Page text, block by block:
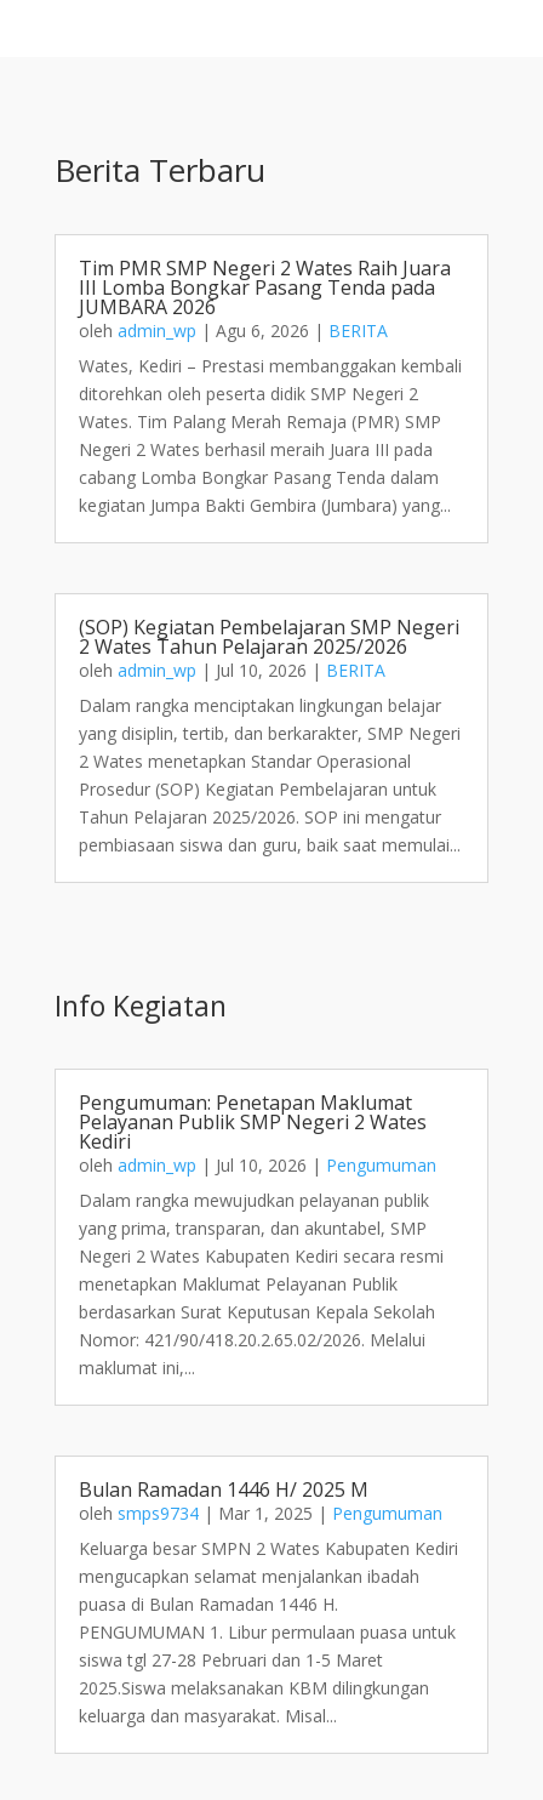
Berita Terbaru
Tim PMR SMP Negeri 2 Wates Raih Juara
III Lomba Bongkar Pasang Tenda pada
JUMBARA 2026
oleh admin_wp | Agu 6, 2026 | BERITA
Wates, Kediri – Prestasi membanggakan kembali
ditorehkan oleh peserta didik SMP Negeri 2
Wates. Tim Palang Merah Remaja (PMR) SMP
Negeri 2 Wates berhasil meraih Juara III pada
cabang Lomba Bongkar Pasang Tenda dalam
kegiatan Jumpa Bakti Gembira (Jumbara) yang...
(SOP) Kegiatan Pembelajaran SMP Negeri
2 Wates Tahun Pelajaran 2025/2026
oleh admin_wp | Jul 10, 2026 | BERITA
Dalam rangka menciptakan lingkungan belajar
yang disiplin, tertib, dan berkarakter, SMP Negeri
2 Wates menetapkan Standar Operasional
Prosedur (SOP) Kegiatan Pembelajaran untuk
Tahun Pelajaran 2025/2026. SOP ini mengatur
pembiasaan siswa dan guru, baik saat memulai...
Info Kegiatan
Pengumuman: Penetapan Maklumat
Pelayanan Publik SMP Negeri 2 Wates
Kediri
oleh admin_wp | Jul 10, 2026 | Pengumuman
Dalam rangka mewujudkan pelayanan publik
yang prima, transparan, dan akuntabel, SMP
Negeri 2 Wates Kabupaten Kediri secara resmi
menetapkan Maklumat Pelayanan Publik
berdasarkan Surat Keputusan Kepala Sekolah
Nomor: 421/90/418.20.2.65.02/2026. Melalui
maklumat ini,...
Bulan Ramadan 1446 H/ 2025 M
oleh smps9734| Mar 1, 2025 | Pengumuman
Keluarga besar SMPN 2 Wates Kabupaten Kediri
mengucapkan selamat menjalankan ibadah
puasa di Bulan Ramadan 1446 H.
PENGUMUMAN 1. Libur permulaan puasa untuk
siswa tgl 27-28 Pebruari dan 1-5 Maret
2025.Siswa melaksanakan KBM dilingkungan
keluarga dan masyarakat. Misal...